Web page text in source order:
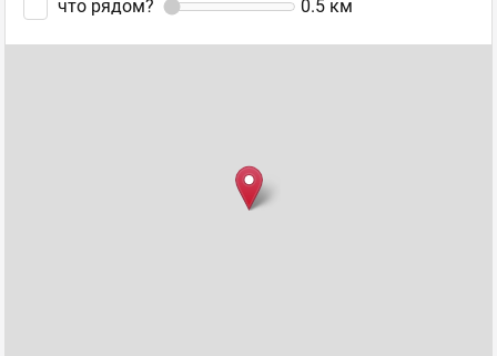
что рядом? 0.5 км